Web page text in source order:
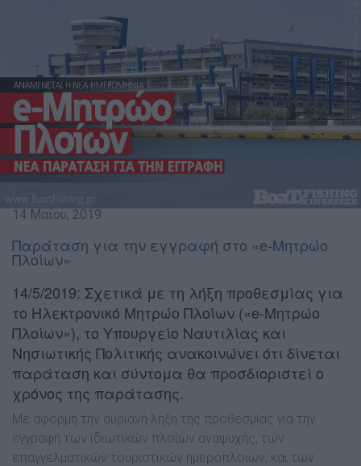
ΕΞΟΠΛΙΣΜΟΣ
ΘΕΣΣΑΛΟΝΙΚΗ BOAT & FISHING SHOW 2025
BOAT & FISHING SHOW 2025
14 Μαΐου, 2019
Παράταση για την εγγραφή στο «e-Μητρώο
Πλοίων»
14/5/2019: Σχετικά με τη λήξη προθεσμίας για
το Ηλεκτρονικό Μητρώο Πλοίων («e-Μητρώο
Πλοίων»), το Υπουργείο Ναυτιλίας και
Νησιωτικής Πολιτικής ανακοινώνει ότι δίνεται
παράταση και σύντομα θα προσδιοριστεί ο
χρόνος της παράτασης.
Με αφορμή την αυριανή λήξη της προθεσμίας για την
εγγραφή των ιδιωτικών πλοίων αναψυχής, των
επαγγελματικών τουριστικών ημερόπλοιων, και των